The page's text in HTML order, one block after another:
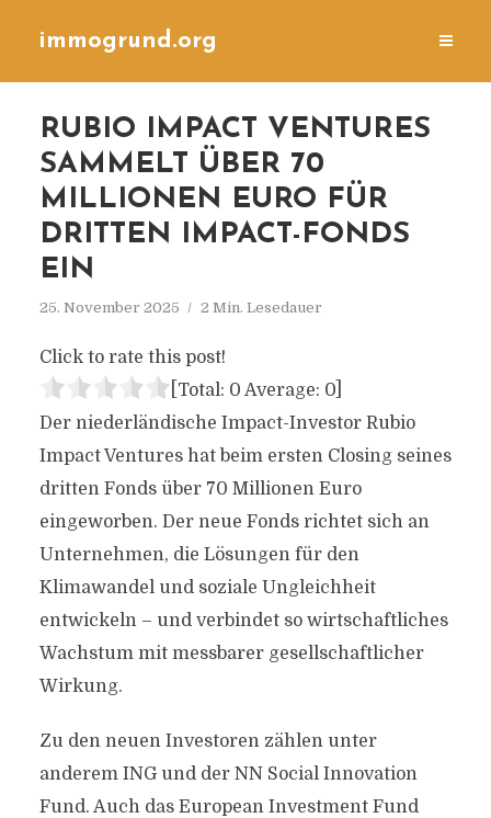
immogrund.org
RUBIO IMPACT VENTURES
SAMMELT ÜBER 70
MILLIONEN EURO FÜR
DRITTEN IMPACT-FONDS
EIN
25. November 2025 2 Min. Lesedauer
Click to rate this post!
[Total: 0 Average: 0]
Der niederländische Impact-Investor Rubio
Impact Ventures hat beim ersten Closing seines
dritten Fonds über 70 Millionen Euro
eingeworben. Der neue Fonds richtet sich an
Unternehmen, die Lösungen für den
Klimawandel und soziale Ungleichheit
entwickeln – und verbindet so wirtschaftliches
Wachstum mit messbarer gesellschaftlicher
Wirkung.
Zu den neuen Investoren zählen unter
anderem ING und der NN Social Innovation
Fund. Auch das European Investment Fund